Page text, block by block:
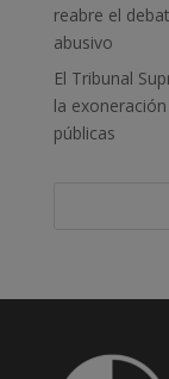
reabre el
abusivo
El Tribunal
la
públicas